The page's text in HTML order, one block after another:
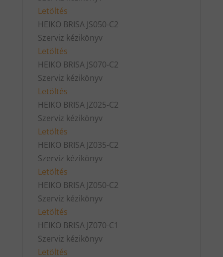
Letöltés
HEIKO BRISA JS050-C2
Szerviz kézikönyv
Letöltés
HEIKO BRISA JS070-C2
Szerviz kézikönyv
Letöltés
HEIKO BRISA JZ025-C2
Szerviz kézikönyv
Letöltés
HEIKO BRISA JZ035-C2
Szerviz kézikönyv
Letöltés
HEIKO BRISA JZ050-C2
Szerviz kézikönyv
Letöltés
HEIKO BRISA JZ070-C1
Szerviz kézikönyv
Letöltés